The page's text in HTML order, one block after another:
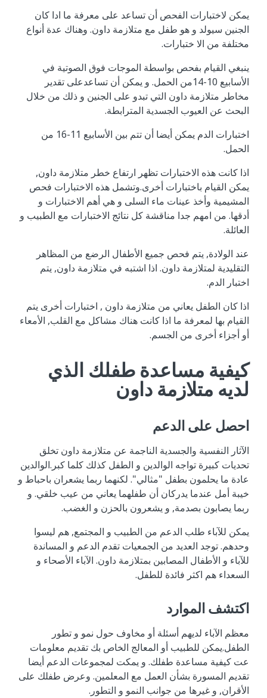
يمكن لاختبارات الفحص أن تساعد على معرفة ما ادا كان
الجنين سيولد و هو طفل مع متلازمة داون. وهناك عدة أنواع
مختلفة من الا ختبارات.
ينبغي القيام بفحص بواسطة الموجات فوق الصوتية في
الأسابيع 10-14من الحمل. و يمكن أن تساعدعلى تقدير
مخاطر متلازمة داون التي تبدو على الجنين و ذلك من خلال
البحث عن العيوب الجسدية المترابطة.
اختبارات الدم يمكن أيضا أن تتم بين الأسابيع 11-16 من
الحمل.
اذا كانت هذه الاختبارات تظهر ارتفاع خطر متلازمة داون,
يمكن القيام باختبارات أخرى.وتشمل هذه الاختبارات فحص
المشيمية وأخذ عينات ماء السلى و هي أهم الاختبارات و
أدقها. من امهم جدا مناقشة كل نتائج الاختبارات مع الطبيب و
العائلة.
عند الولادة, يتم فحص جميع الأطفال الرضع من المظاهر
التقليدية لمتلازمة داون. اذا اشتبه في متلازمة داون, يتم
اختبار الدم.
اذا كان الطفل يعاني من متلازمة داون , اختبارات أخرى يتم
القيام بها لمعرفة ما اذا كانت هناك مشاكل مع القلب, الأمعاء
أو أجزاء أخرى من الجسم.
كيفية مساعدة طفلك الذي
لديه متلازمة داون
احصل على الدعم
الآثار النفسية والجسدية الناجمة عن متلازمة داون تخلق
تحديات كبيرة تواجه الوالدين و الطفل كذلك كلما كبر.الوالدين
عادة ما يحلمون بطفل "مثالي". لكنهما ربما يشعران باحباط و
خيبة أمل عندما يدركان أن طفلهما يعاني من عيب خلقي. و
ربما يصابون بصدمة, و يشعرون بالحزن و الغضب.
يمكن للآباء طلب الدعم من الطبيب و المجتمع, هم ليسوا
وحدهم. توجد العديد من الجمعيات تقدم الدعم و المساندة
للآباء و الأطفال المصابين بمتلازمة داون. الآباء الأصحاء و
السعداء هم اكثر فائدة للطفل.
اكتشف الموارد
معظم الآباء لديهم أسئلة أو مخاوف حول نمو و تطور
الطفل.يمكن للطبيب أو المعالج الخاص بك تقديم معلومات
عت كيفية مساعدة طفلك. و يمكت لمجموعات الدعم أيضا
تقديم المسورة بشأن العمل مع المعلمين. وعرض طفلك على
الأقران, و غيرها من جوانب النمو و التطور.